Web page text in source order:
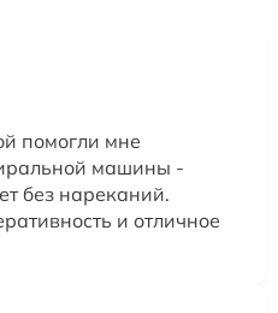
помогли мне
машины -
без нареканий.
и отличное